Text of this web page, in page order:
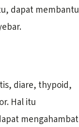
dapat membantu
diare, thypoid,
Hal itu
mengahambat